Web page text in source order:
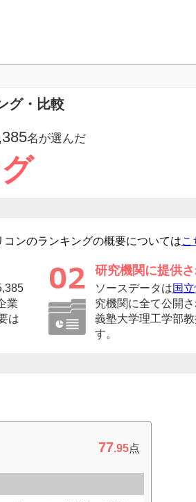
グ・比較
名が選んだ
コンのランキングの概要についてはこ
業
は
研究機関に提供
ソースデータは国
究機関に全て公開
義塾大学理工学部教
す。
77.95点